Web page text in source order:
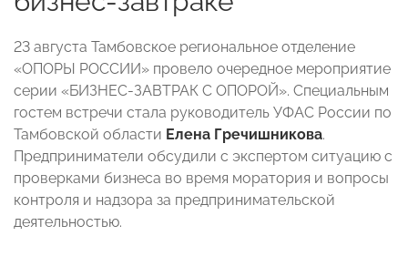
23 августа Тамбовское региональное отделение
«ОПОРЫ РОССИИ» провело очередное мероприятие
серии «БИЗНЕС-ЗАВТРАК С ОПОРОЙ». Специальным
гостем встречи стала руководитель УФАС России по
Тамбовской области Елена Гречишникова.
Предприниматели обсудили с экспертом ситуацию с
проверками бизнеса во время моратория и вопросы
контроля и надзора за предпринимательской
деятельностью.